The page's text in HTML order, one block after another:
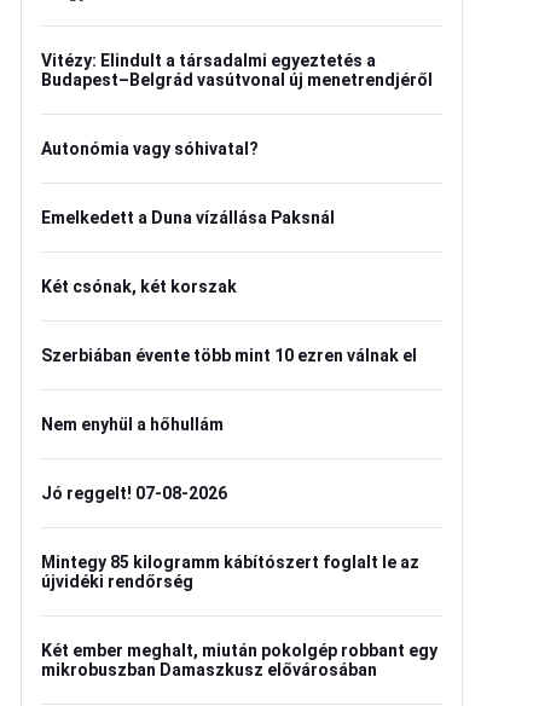
Vitézy: Elindult a társadalmi egyeztetés a
Budapest–Belgrád vasútvonal új menetrendjéről
Autonómia vagy sóhivatal?
Emelkedett a Duna vízállása Paksnál
Két csónak, két korszak
Szerbiában évente több mint 10 ezren válnak el
Nem enyhül a hőhullám
Jó reggelt! 07-08-2026
Mintegy 85 kilogramm kábítószert foglalt le az
újvidéki rendőrség
Két ember meghalt, miután pokolgép robbant egy
mikrobuszban Damaszkusz elővárosában